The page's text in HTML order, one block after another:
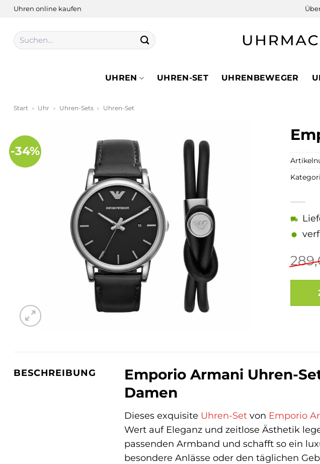
Zum
springen
Uhren online kaufen
Suchen
nach:
UHREN UHREN-SET UHRENBEWEGER
Start » Uhr » Uhren-Sets » Uhren-Set
-34%
BESCHREIBUNG
Emporio Armani Uhren-
Damen
Dieses exquisite Uhren-Set von Emporio
Wert auf Eleganz und zeitlose Ästhetik
passenden Armband und schafft so ein
besondere Anlässe oder den täglichen